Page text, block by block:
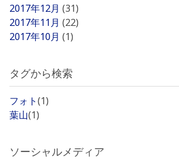
2017年12月 (31)
2017年11月 (22)
2017年10月 (1)
タグから検索
フォト(1)
葉山(1)
ソーシャルメディア